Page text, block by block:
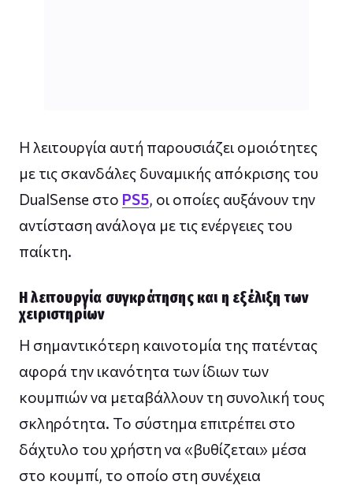
Η λειτουργία αυτή παρουσιάζει ομοιότητες
με τις σκανδάλες δυναμικής απόκρισης του
DualSense στο PS5, οι οποίες αυξάνουν την
αντίσταση ανάλογα με τις ενέργειες του
παίκτη.
Η λειτουργία συγκράτησης και η εξέλιξη των
χειριστηρίων
Η σημαντικότερη καινοτομία της πατέντας
αφορά την ικανότητα των ίδιων των
κουμπιών να μεταβάλλουν τη συνολική τους
σκληρότητα. Το σύστημα επιτρέπει στο
δάχτυλο του χρήστη να «βυθίζεται» μέσα
στο κουμπί, το οποίο στη συνέχεια